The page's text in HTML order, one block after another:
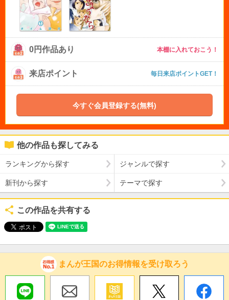
0円作品あり 本棚に入れておこう！
来店ポイント 毎日来店ポイントGET！
今すぐ会員登録する(無料)
他の作品も探してみる
ランキングから探す ジャンルで探す
新刊から探す テーマで探す
この作品を共有する
まんが王国のお得情報を受け取ろう